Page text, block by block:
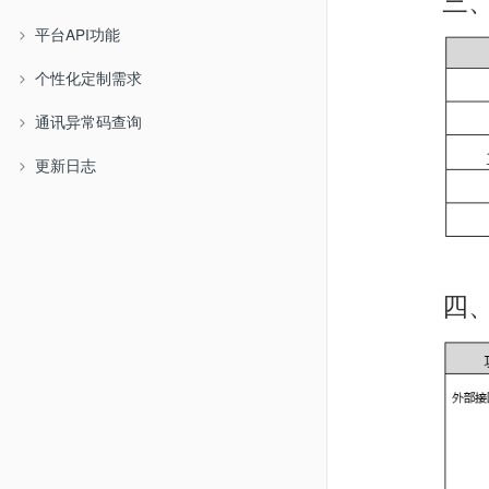
平台API功能
个性化定制需求
通讯异常码查询
更新日志
四